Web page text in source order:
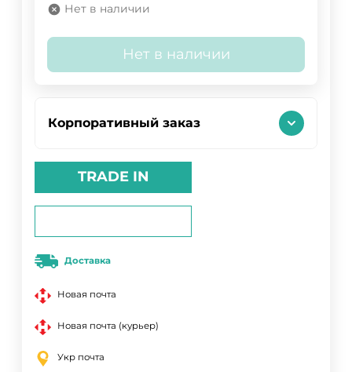
Нет в наличии
Нет в наличии
Корпоративный заказ
TRADE IN
Доставка
Новая почта
Новая почта (курьер)
Укр почта